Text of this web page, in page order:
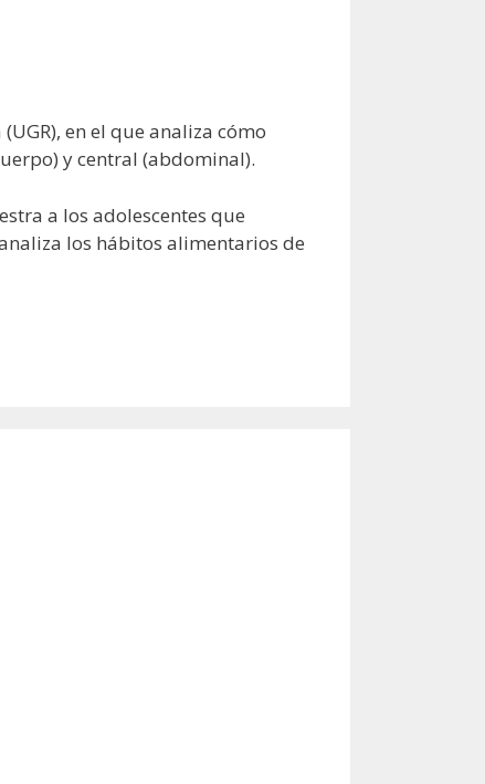
en el que analiza cómo
y central (abdominal).
a los adolescentes que
los hábitos alimentarios de